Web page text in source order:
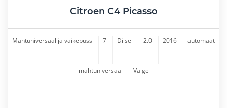
Citroen C4 Picasso
Mahtuniversaal ja väikebuss 7 Diisel 2.0 2016 automaat
mahtuniversaal Valge